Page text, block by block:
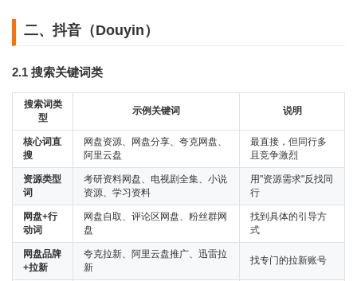
二、抖音（Douyin）
2.1 搜索关键词类
搜索词类
型
示例关键词 说明
核心词直
搜
网盘资源、网盘分享、夸克网盘、
阿里云盘
最直接，但同行多
且竞争激烈
资源类型
词
考研资料网盘、电视剧全集、小说
资源、学习资料
用"资源需求"反找同
行
网盘+行
动词
网盘自取、评论区网盘、粉丝群网
盘
找到具体的引导方
式
网盘品牌
+拉新
夸克拉新、阿里云盘推广、迅雷拉
新
找专门的拉新账号